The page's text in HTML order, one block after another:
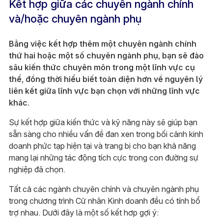
Kết hợp giữa các chuyên ngành chính
và/hoặc chuyên ngành phụ
Bằng việc kết hợp thêm một chuyên ngành chính
thứ hai hoặc một số chuyên ngành phụ, bạn sẽ đào
sâu kiến thức chuyên môn trong một lĩnh vực cụ
thể, đồng thời hiểu biết toàn diện hơn về nguyên lý
liên kết giữa lĩnh vực bạn chọn với những lĩnh vực
khác.
Sự kết hợp giữa kiến thức và kỹ năng này sẽ giúp bạn
sẵn sàng cho nhiều vấn đề đan xen trong bối cảnh kinh
doanh phức tạp hiện tại và trang bị cho bạn khả năng
mang lại những tác động tích cực trong con đường sự
nghiệp đã chọn.
Tất cả các ngành chuyên chính và chuyên ngành phụ
trong chương trình Cử nhân Kinh doanh đều có tính bổ
trợ nhau. Dưới đây là một số kết hơp gợi ý: